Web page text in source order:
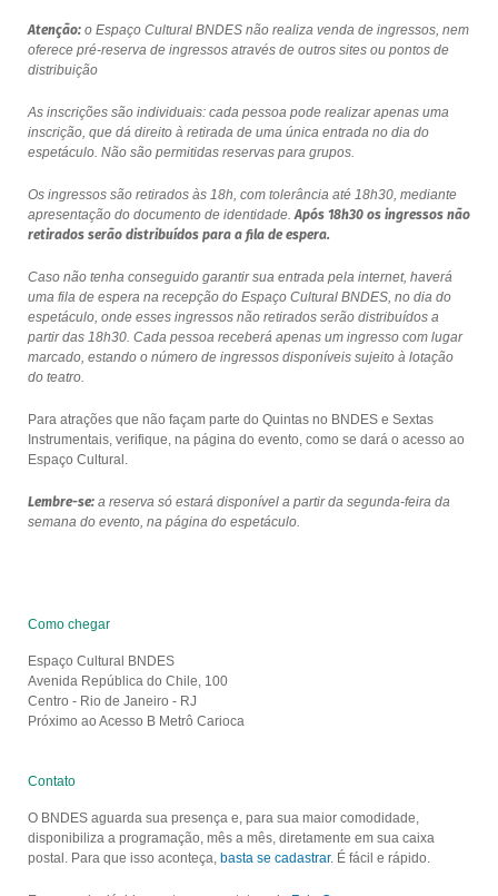
Atenção:o Espaço Cultural BNDES não realiza venda de ingressos, nem
oferece pré-reserva de ingressos através de outros sites ou pontos de
distribuição
As inscrições são individuais: cada pessoa pode realizar apenas uma
inscrição, que dá direito à retirada de uma única entrada no dia do
espetáculo. Não são permitidas reservas para grupos.
Os ingressos são retirados às 18h, com tolerância até 18h30, mediante
apresentação do documento de identidade.Após 18h30 os ingressos não
retirados serão distribuídos para a fila de espera.
Caso não tenha conseguido garantir sua entrada pela internet, haverá
uma fila de espera na recepção do Espaço Cultural BNDES, no dia do
espetáculo, onde esses ingressos não retirados serão distribuídos a
partir das 18h30. Cada pessoa receberá apenas um ingresso com lugar
marcado, estando o número de ingressos disponíveis sujeito à lotação
do teatro.
Para atrações que não façam parte do Quintas no BNDES e Sextas
Instrumentais, verifique, na página do evento, como se dará o acesso ao
Espaço Cultural.
Lembre-se:a reserva só estará disponível a partir da segunda-feira da
semana do evento, na página do espetáculo.
Como chegar
Espaço Cultural BNDES
Avenida República do Chile, 100
Centro - Rio de Janeiro - RJ
Próximo ao Acesso B Metrô Carioca
Contato
O BNDES aguarda sua presença e, para sua maior comodidade,
disponibiliza a programação, mês a mês, diretamente em sua caixa
postal. Para que isso aconteça, basta se cadastrar. É fácil e rápido.